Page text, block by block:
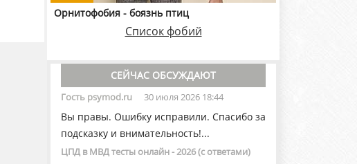
Орнитофобия - боязнь птиц
Список фобий
СЕЙЧАС ОБСУЖДАЮТ
Гость psymod.ru 30 июля 2026 18:44
Вы правы. Ошибку исправили. Спасибо за
подсказку и внимательность!...
ЦПД в МВД тесты онлайн - 2026 (с ответами)